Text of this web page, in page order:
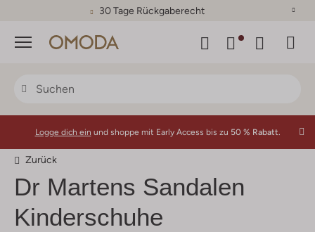
30 Tage Rückgaberecht
Menü
Logge dich ein und shoppe mit Early Access bis zu 50 % Rabatt.
Zurück
Dr Martens Sandalen
Kinderschuhe